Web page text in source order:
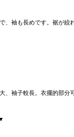
、袖も長めです。裾が絞
、袖子較長。衣擺的部分